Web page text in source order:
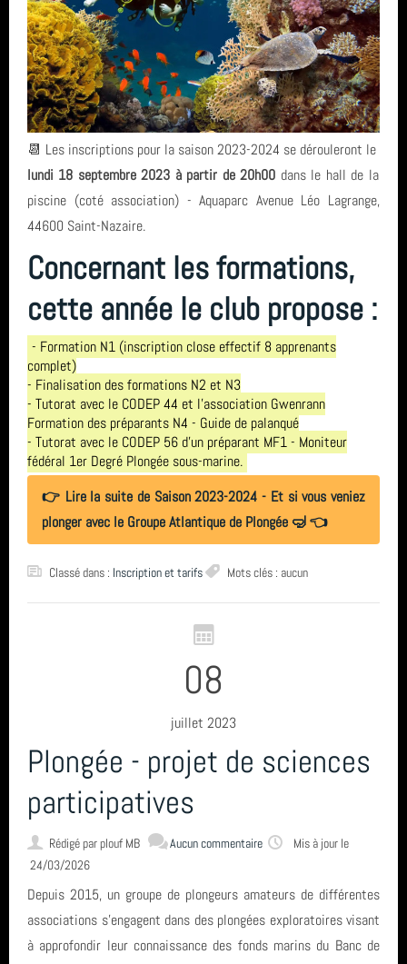
📆 Les inscriptions pour la saison 2023-2024 se dérouleront le
lundi 18 septembre 2023 à partir de 20h00 dans le hall de la
piscine (coté association) - Aquaparc Avenue Léo Lagrange,
44600 Saint-Nazaire.
Concernant les formations,
cette année le club propose :
- Formation N1 (inscription close effectif 8 apprenants
complet)
- Finalisation des formations N2 et N3
- Tutorat avec le CODEP 44 et l'association Gwenrann
Formation des préparants N4 - Guide de palanqué
- Tutorat avec le CODEP 56 d'un préparant MF1 - Moniteur
fédéral 1er Degré Plongée sous-marine.
👉 Lire la suite de Saison 2023-2024 - Et si vous veniez
plonger avec le Groupe Atlantique de Plongée 🤿 👈
Classé dans : Inscription et tarifs Mots clés : aucun
08
juillet 2023
Plongée - projet de sciences
participatives
Rédigé parplouf MB Aucun commentaire
Mis à jour le
24/03/2026
Depuis 2015, un groupe de plongeurs amateurs de différentes
associations s'engagent dans des plongées exploratoires visant
à approfondir leur connaissance des fonds marins du Banc de